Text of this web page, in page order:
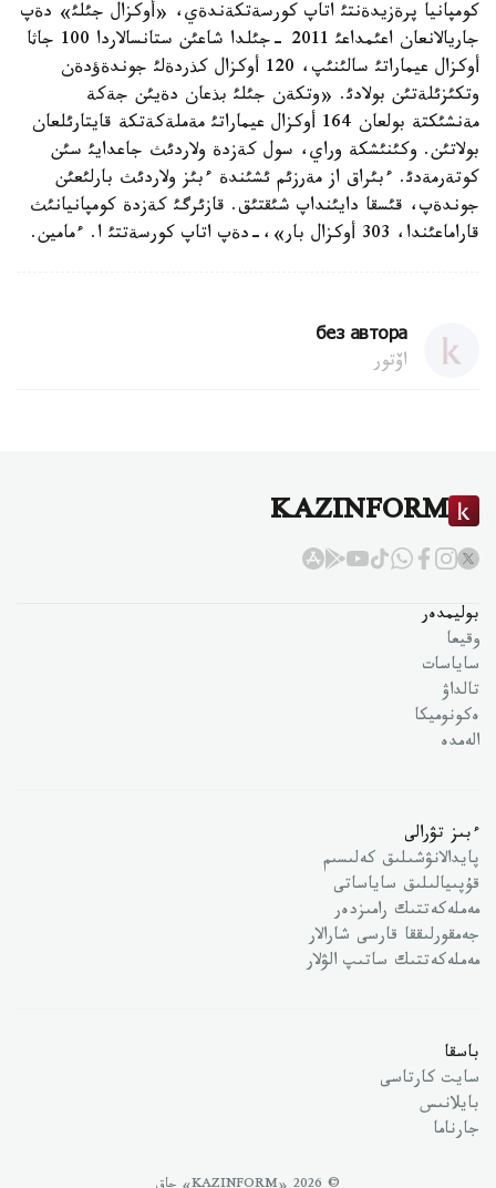
كومپانيا پرةزيدةنتئ اتاپ كورسةتكةندةي، «أوكزال جئلئ» دةپ
جاريالانعان اعئمداعئ 2011 -جئلدا شاعئن ستانسالاردا 100 جاثا
أوكزال عيماراتئ سالئنئپ، 120 أوكزال كذردةلئ جوندةؤدةن
وتكئزئلةتئن بولادئ. «وتكةن جئلئ بذعان دةيئن جةكة
مةنشئكتة بولعان 164 أوكزال عيماراتئ مةملةكةتكة قايتارئلعان
بولاتئن. وكئنئشكة وراي، سول كةزدة ولاردئث جاعدايئ سئن
كوتةرمةدئ. ءبئراق از مةرزئم ئشئندة ءبئز ولاردئث بارلئعئن
جوندةپ، قئسقا دايئنداپ شئقتئق. قازئرگئ كةزدة كومپانيانئث
قاراماعئندا، 303 أوكزال بار»،-دةپ اتاپ كورسةتتئ ا. ءمامين.
без автора
اۆتور
KAZINFORM
بوليمدەر
وقيعا
ساياسات
تالداۋ
ەكونوميكا
الەمدە
ءبىز تۋرالى
پايدالانۋشىلىق كەلىسىم
قۇپىيالىلىق ساياساتى
مەملەكەتتىك رامىزدەر
جەمقورلىققا قارسى شارالار
مەملەكەتتىك ساتىپ الۋلار
باسقا
سايت كارتاسى
بايلانىس
جارناما